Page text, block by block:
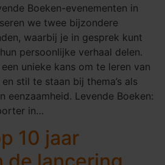
Boeken-evenementen in
we twee bijzondere
waarbij je in gesprek kunt
persoonlijke verhaal delen.
unieke kans om te leren van
stil te staan bij thema’s als
eenzaamheid. Levende Boeken:
in…
10 jaar